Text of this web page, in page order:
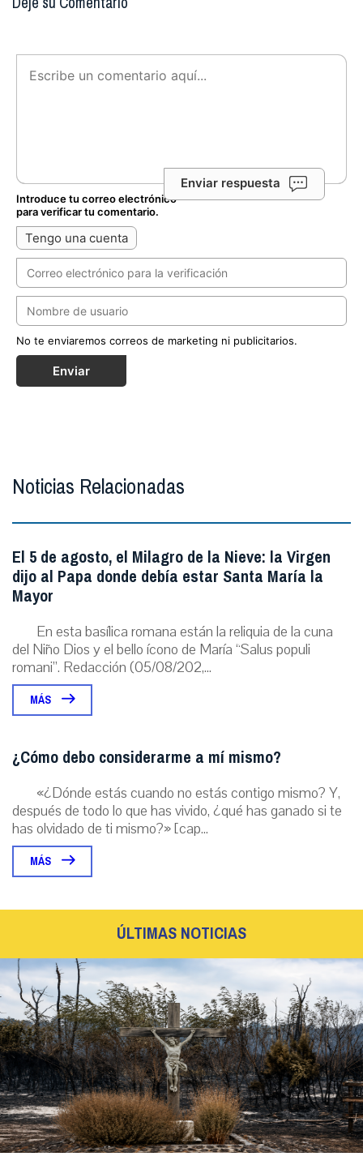
Enviar respuesta
Introduce tu correo electrónico
para verificar tu comentario.
Tengo una cuenta
No te enviaremos correos de marketing ni publicitarios.
Enviar
Noticias Relacionadas
El 5 de agosto, el Milagro de la Nieve: la Virgen
dijo al Papa donde debía estar Santa María la
Mayor
En esta basílica romana están la reliquia de la cuna
del Niño Dios y el bello ícono de María “Salus populi
romani”. Redacción (05/08/202,...
MÁS
¿Cómo debo considerarme a mí mismo?
«¿Dónde estás cuando no estás contigo mismo? Y,
después de todo lo que has vivido, ¿qué has ganado si te
has olvidado de ti mismo?» [cap...
MÁS
ÚLTIMAS NOTICIAS